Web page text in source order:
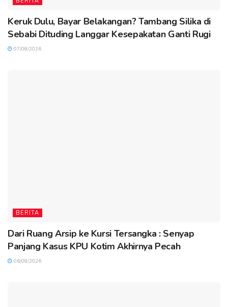
Keruk Dulu, Bayar Belakangan? Tambang Silika di
Sebabi Dituding Langgar Kesepakatan Ganti Rugi
07/08/2026
BERITA
Dari Ruang Arsip ke Kursi Tersangka : Senyap
Panjang Kasus KPU Kotim Akhirnya Pecah
06/08/2026